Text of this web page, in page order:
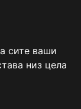
сите ваши
низ цела